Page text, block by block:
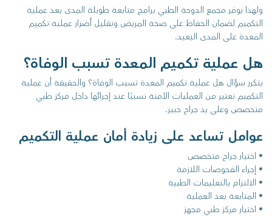
ولهذا يوفر مجمع الدوحة الطبي برامج متابعة طويلة المدى بعد عملية
التكميم لضمان الحفاظ على صحة المريض وتقليل أضرار عملية تكميم
المعدة على المدى البعيد.
هل عملية تكميم المعدة تسبب الوفاة؟
يتكرر سؤال هل عملية تكميم المعدة تسبب الوفاة؟ والحقيقة أن عملية
التكميم تعتبر من العمليات الآمنة نسبيًا عند إجرائها داخل مركز طبي
متخصص وعلى يد جراح خبير.
عوامل تساعد على زيادة أمان عملية التكميم
• اختيار جراح متخصص
• إجراء الفحوصات اللازمة
• الالتزام بالتعليمات الطبية
• المتابعة بعد العملية
• اختيار مركز طبي مجهز